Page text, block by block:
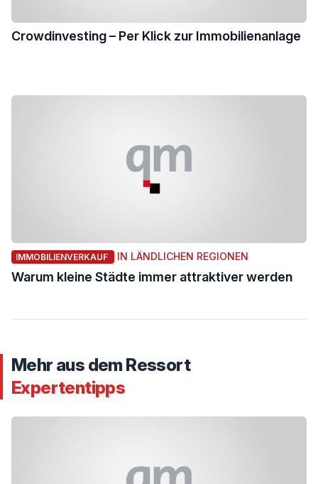
Crowdinvesting – Per Klick zur Immobilienanlage
IMMOBILIENVERKAUF IN LÄNDLICHEN REGIONEN
Warum kleine Städte immer attraktiver werden
Mehr aus dem Ressort
Expertentipps